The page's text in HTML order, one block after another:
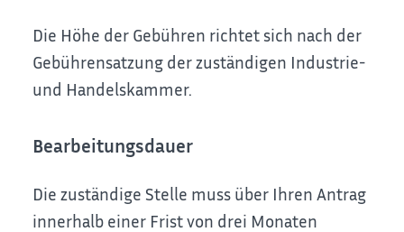
Die Höhe der Gebühren richtet sich nach der
Gebührensatzung der zuständigen Industrie-
und Handelskammer.
Bearbeitungsdauer
Die zuständige Stelle muss über Ihren Antrag
innerhalb einer Frist von drei Monaten